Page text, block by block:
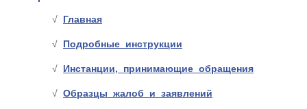
Главная
Подробные инструкции
Инстанции, принимающие обращения
Образцы жалоб и заявлений